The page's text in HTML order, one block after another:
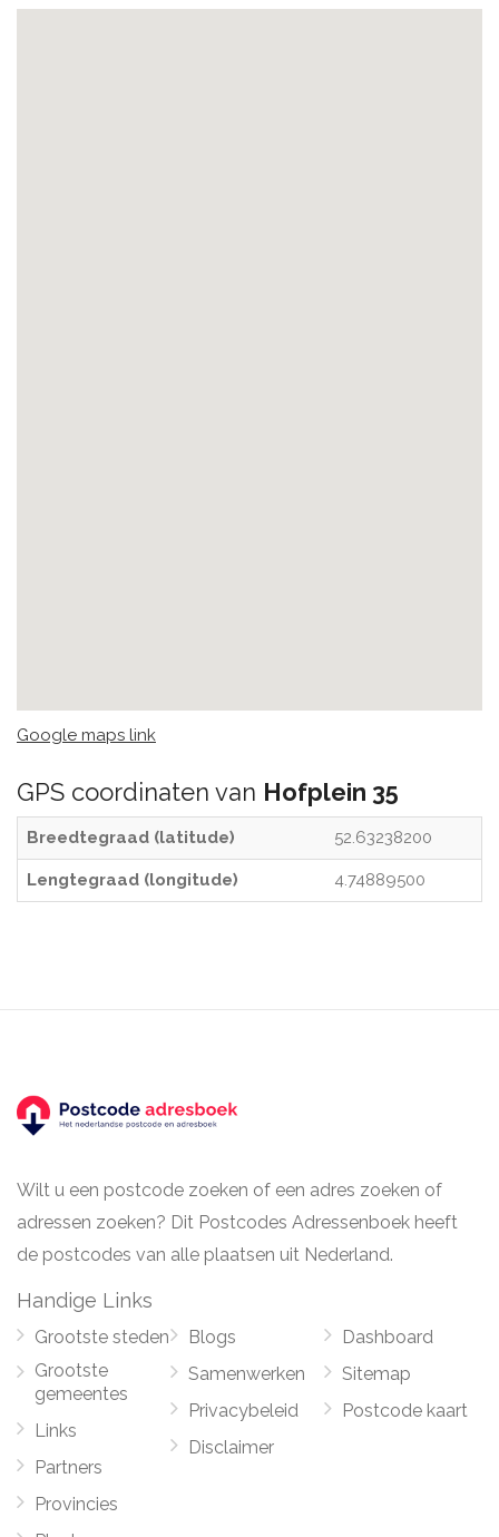
Google maps link
GPS coordinaten van Hofplein 35
Breedtegraad (latitude) 52.63238200
Lengtegraad (longitude) 4.74889500
Wilt u een postcode zoeken of een adres zoeken of
adressen zoeken? Dit Postcodes Adressenboek heeft
de postcodes van alle plaatsen uit Nederland.
Handige Links
Grootste steden
Grootste
gemeentes
Links
Partners
Provincies
Blogs
Samenwerken
Privacybeleid
Disclaimer
Dashboard
Sitemap
Postcode kaart